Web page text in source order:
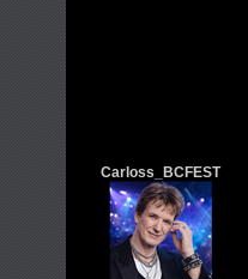
Carloss_BCFEST